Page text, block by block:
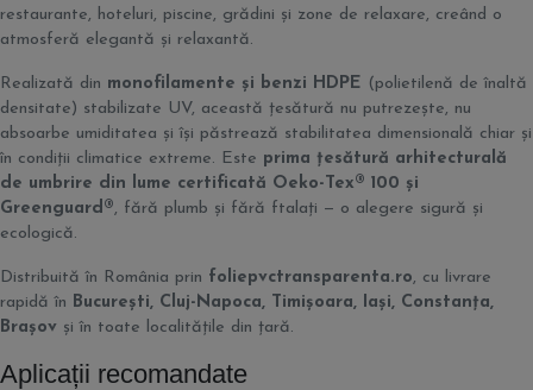
restaurante, hoteluri, piscine, grădini și zone de relaxare, creând o
atmosferă elegantă și relaxantă.
Realizată din monofilamente și benzi HDPE (polietilenă de înaltă
densitate) stabilizate UV, această țesătură nu putrezește, nu
absoarbe umiditatea și își păstrează stabilitatea dimensională chiar și
în condiții climatice extreme. Este prima țesătură arhitecturală
de umbrire din lume certificată Oeko-Tex® 100 și
Greenguard®, fără plumb și fără ftalați — o alegere sigură și
ecologică.
Distribuită în România prin foliepvctransparenta.ro, cu livrare
rapidă în București, Cluj-Napoca, Timișoara, Iași, Constanța,
Brașov și în toate localitățile din țară.
Aplicații recomandate